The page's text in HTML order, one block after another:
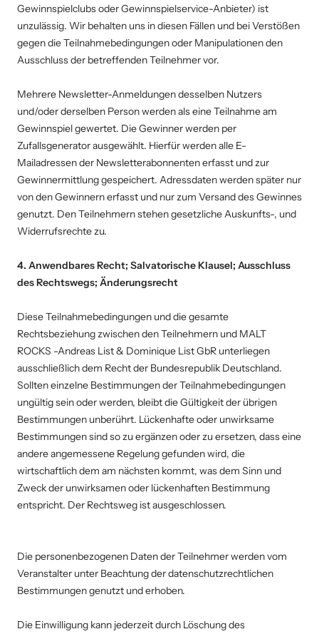
Gewinnspielclubs oder Gewinnspielservice-Anbieter) ist
unzulässig. Wir behalten uns in diesen Fällen und bei Verstößen
gegen die Teilnahmebedingungen oder Manipulationen den
Ausschluss der betreffenden Teilnehmer vor.
Mehrere Newsletter-Anmeldungen desselben Nutzers
und/oder derselben Person werden als eine Teilnahme am
Gewinnspiel gewertet. Die Gewinner werden per
Zufallsgenerator ausgewählt. Hierfür werden alle E-
Mailadressen der Newsletterabonnenten erfasst und zur
Gewinnermittlung gespeichert. Adressdaten werden später nur
von den Gewinnern erfasst und nur zum Versand des Gewinnes
genutzt. Den Teilnehmern stehen gesetzliche Auskunfts-, und
Widerrufsrechte zu.
4. Anwendbares Recht; Salvatorische Klausel; Ausschluss
des Rechtswegs; Änderungsrecht
Diese Teilnahmebedingungen und die gesamte
Rechtsbeziehung zwischen den Teilnehmern und MALT
ROCKS -Andreas List & Dominique List GbR unterliegen
ausschließlich dem Recht der Bundesrepublik Deutschland.
Sollten einzelne Bestimmungen der Teilnahmebedingungen
ungültig sein oder werden, bleibt die Gültigkeit der übrigen
Bestimmungen unberührt. Lückenhafte oder unwirksame
Bestimmungen sind so zu ergänzen oder zu ersetzen, dass eine
andere angemessene Regelung gefunden wird, die
wirtschaftlich dem am nächsten kommt, was dem Sinn und
Zweck der unwirksamen oder lückenhaften Bestimmung
entspricht. Der Rechtsweg ist ausgeschlossen.
Die personenbezogenen Daten der Teilnehmer werden vom
Veranstalter unter Beachtung der datenschutzrechtlichen
Bestimmungen genutzt und erhoben.
Die Einwilligung kann jederzeit durch Löschung des